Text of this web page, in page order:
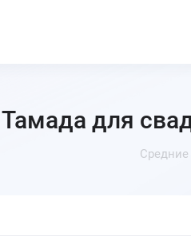
Тамада для
Средние